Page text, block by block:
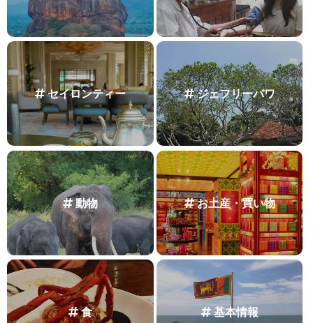
セイロンティー ジェフリーバワ
動物 お土産・買い物
食 基本情報